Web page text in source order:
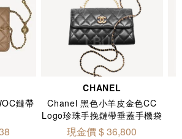
鏈帶
CHANEL
Chanel 黑色小羊皮金色CC
Logo珍珠手挽鏈帶垂蓋手機袋
AP3512
現金價 $ 36,800